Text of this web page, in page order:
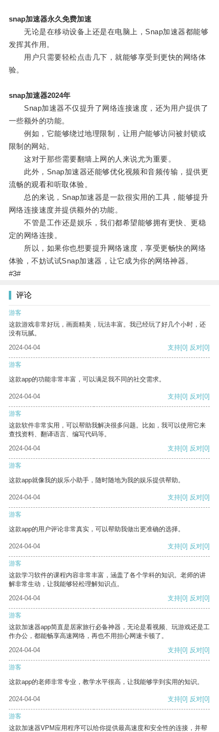
snap加速器永久免费加速
无论是在移动设备上还是在电脑上，Snap加速器都能够
发挥其作用。
用户只需要轻松点击几下，就能够享受到更快的网络体
验。
snap加速器2024年
Snap加速器不仅提升了网络连接速度，还为用户提供了
一些额外的功能。
例如，它能够绕过地理限制，让用户能够访问被封锁或
限制的网站。
这对于那些需要翻墙上网的人来说尤为重要。
此外，Snap加速器还能够优化视频和音频传输，提供更
流畅的观看和听取体验。
总的来说，Snap加速器是一款很实用的工具，能够提升
网络连接速度并提供额外的功能。
不管是工作还是娱乐，我们都希望能够拥有更快、更稳
定的网络连接。
所以，如果你也想要提升网络速度，享受更畅快的网络
体验，不妨试试Snap加速器，让它成为你的网络神器。
#3#
评论
游客
这款游戏非常好玩，画面精美，玩法丰富。我已经玩了好几个小时，还
没有玩腻。
2024-04-04
支持[0] 反对[0]
游客
这款app的功能非常丰富，可以满足我不同的社交需求。
2024-04-04 支持[0] 反对[0]
游客
这款软件非常实用，可以帮助我解决很多问题。比如，我可以使用它来
查找资料、翻译语言、编写代码等。
2024-04-04
支持[0] 反对[0]
游客
这款app就像我的娱乐小助手，随时随地为我的娱乐提供帮助。
2024-04-04 支持[0] 反对[0]
游客
这款app的用户评论非常真实，可以帮助我做出更准确的选择。
2024-04-04 支持[0] 反对[0]
游客
这款学习软件的课程内容非常丰富，涵盖了各个学科的知识。老师的讲
解非常生动，让我能够轻松理解知识点。
2024-04-04
支持[0] 反对[0]
游客
这款加速器app简直是居家旅行必备神器，无论是看视频、玩游戏还是工
作办公，都能畅享高速网络，再也不用担心网速卡顿了。
2024-04-04
支持[0] 反对[0]
游客
这款app的老师非常专业，教学水平很高，让我能够学到实用的知识。
2024-04-04 支持[0] 反对[0]
游客
这款加速器VPM应用程序可以给你提供最高速度和安全性的连接，并帮